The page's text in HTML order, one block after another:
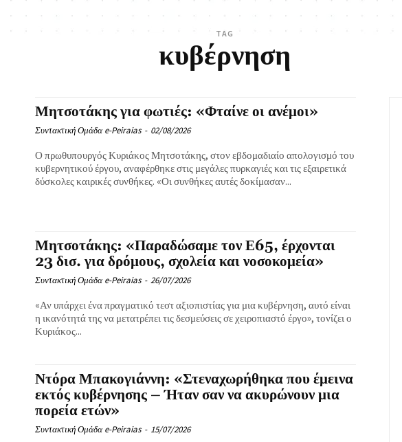
TAG
κυβέρνηση
Μητσοτάκης για φωτιές: «Φταίνε οι ανέμοι»
Συντακτική Ομάδα e-Peiraias - 02/08/2026
Ο πρωθυπουργός Κυριάκος Μητσοτάκης, στον εβδομαδιαίο απολογισμό του
κυβερνητικού έργου, αναφέρθηκε στις μεγάλες πυρκαγιές και τις εξαιρετικά
δύσκολες καιρικές συνθήκες. «Οι συνθήκες αυτές δοκίμασαν...
Μητσοτάκης: «Παραδώσαμε τον Ε65, έρχονται
23 δισ. για δρόμους, σχολεία και νοσοκομεία»
Συντακτική Ομάδα e-Peiraias - 26/07/2026
«Αν υπάρχει ένα πραγματικό τεστ αξιοπιστίας για μια κυβέρνηση, αυτό είναι
η ικανότητά της να μετατρέπει τις δεσμεύσεις σε χειροπιαστό έργο», τονίζει ο
Κυριάκος...
Ντόρα Μπακογιάννη: «Στεναχωρήθηκα που έμεινα
εκτός κυβέρνησης – Ήταν σαν να ακυρώνουν μια
πορεία ετών»
Συντακτική Ομάδα e-Peiraias - 15/07/2026